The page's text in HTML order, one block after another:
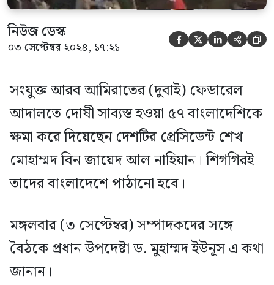
নিউজ ডেস্ক
০৩ সেপ্টেম্বর ২০২৪, ১৭:২১     
সংযুক্ত আরব আমিরাতের (দুবাই) ফেডারেল
আদালতে দোষী সাব্যস্ত হওয়া ৫৭ বাংলাদেশিকে
ক্ষমা করে দিয়েছেন দেশটির প্রেসিডেন্ট শেখ
মোহাম্মদ বিন জায়েদ আল নাহিয়ান। শিগগিরই
তাদের বাংলাদেশে পাঠানো হবে।
মঙ্গলবার (৩ সেপ্টেম্বর) সম্পাদকদের সঙ্গে
বৈঠকে প্রধান উপদেষ্টা ড. মুহাম্মদ ইউনূস এ কথা
জানান।